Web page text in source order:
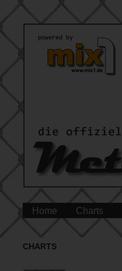
Home Charts
CHARTS